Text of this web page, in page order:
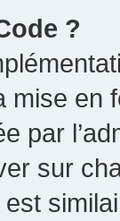
?
en
par
sur